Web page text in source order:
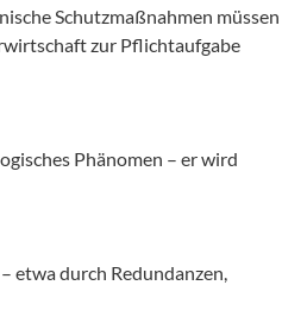
Schutzmaßnahmen müssen
zur Pflichtaufgabe
Phänomen – er wird
etwa durch Redundanzen,